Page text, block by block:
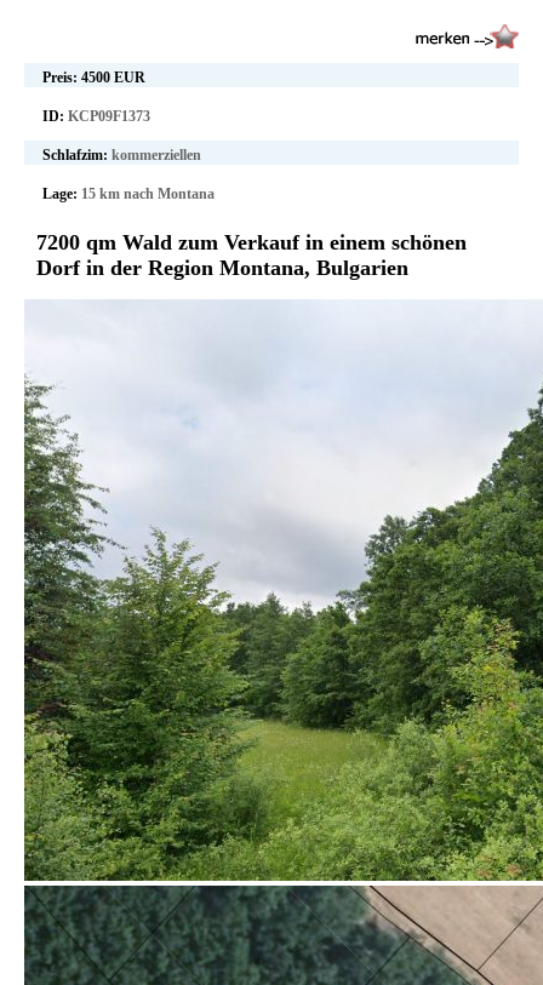
Preis: 4500 EUR
ID: KCP09F1373
Schlafzim: kommerziellen
Lage: 15 km nach Montana
7200 qm Wald zum Verkauf in einem schönen
Dorf in der Region Montana, Bulgarien